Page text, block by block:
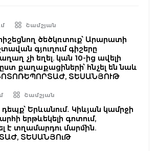
Շամշյան
ծեծկռտուք՝ Արարատի
գյուղում գիշերը
չի եղել. կան 10-ից ավելի
քաղաքացիների՝ հնչել են նաև
ՏԵՍԱՆՅՈՒԹ
Շամշյան
Երևանում․ Կիևյան կամրջի
երթևեկելի գոտում,
է տղամարդու մարմին.
ՏԵՍԱՆՅՈւԹ